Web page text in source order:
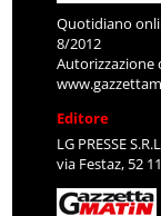
Quotidiano
8/2012
Autorizzazione
Editore
LG PRESSE
via Festaz, 52